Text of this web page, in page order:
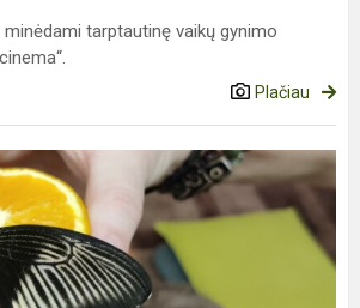
tarptautinę vaikų gynimo
Plačiau